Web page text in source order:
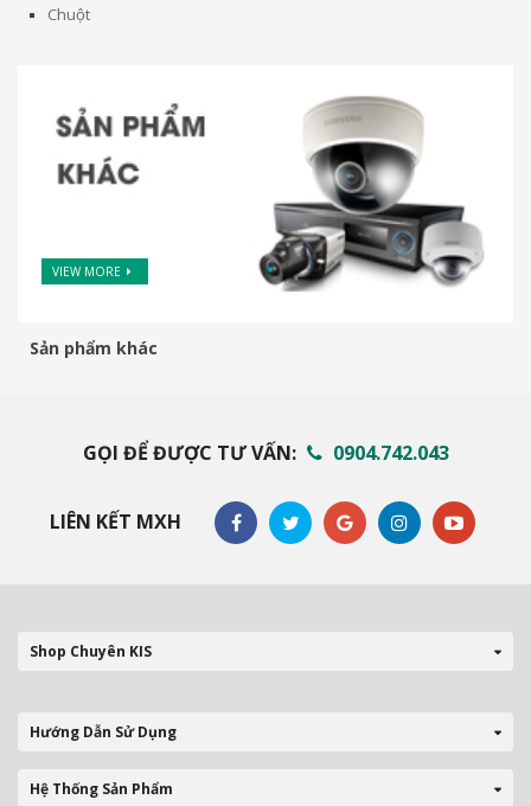
Chuột
VIEW MORE
Sản phẩm khác
GỌI ĐỂ ĐƯỢC TƯ VẤN: 0904.742.043
LIÊN KẾT MXH
Shop Chuyên KIS
Hướng Dẫn Sử Dụng
Hệ Thống Sản Phẩm